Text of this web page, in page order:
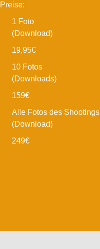
Preise:
1 Foto
(Download)
19,95€
10 Fotos
(Downloads)
159€
Alle Fotos des Shootings
(Download)
249€